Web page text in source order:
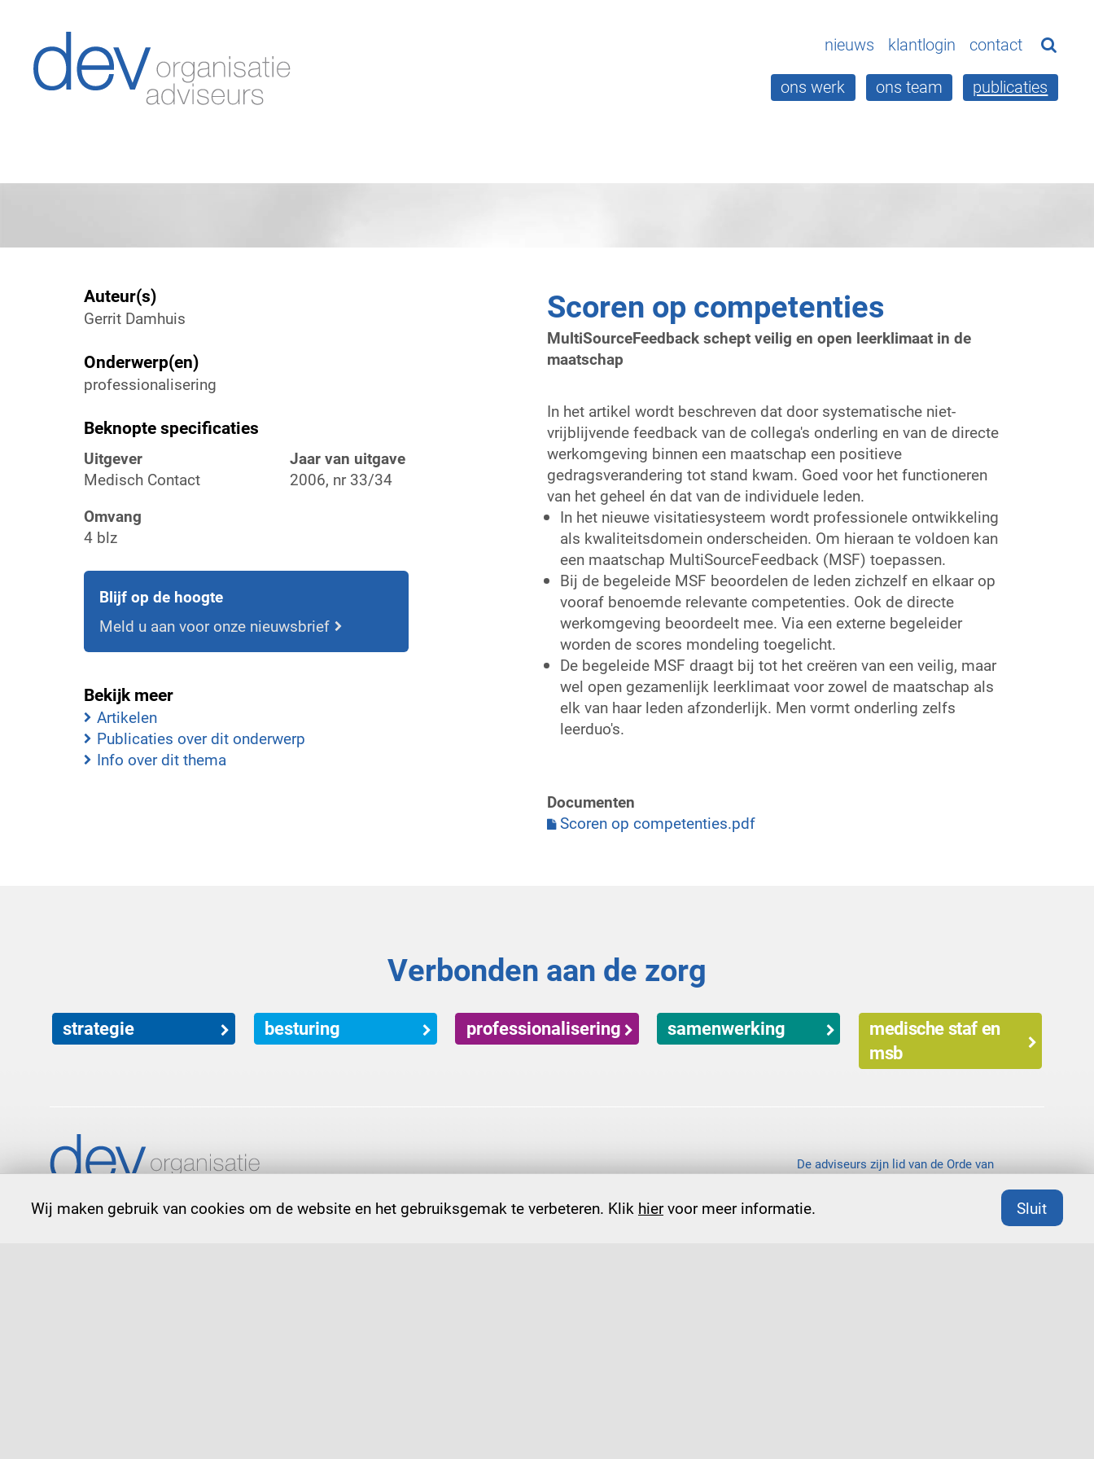
nieuws klantlogin
contact
ons werk
ons team publicaties
Scoren op competenties
MultiSourceFeedback schept veilig en open leerklimaat in de
maatschap
In het artikel wordt beschreven dat door systematische niet-
vrijblijvende feedback van de collega's onderling en van de directe
werkomgeving binnen een maatschap een positieve
gedragsverandering tot stand kwam. Goed voor het functioneren
van het geheel én dat van de individuele leden.
In het nieuwe visitatiesysteem wordt professionele ontwikkeling
als kwaliteitsdomein onderscheiden. Om hieraan te voldoen kan
een maatschap MultiSourceFeedback (MSF) toepassen.
Bij de begeleide MSF beoordelen de leden zichzelf en elkaar op
vooraf benoemde relevante competenties. Ook de directe
werkomgeving beoordeelt mee. Via een externe begeleider
worden de scores mondeling toegelicht.
De begeleide MSF draagt bij tot het creëren van een veilig, maar
wel open gezamenlijk leerklimaat voor zowel de maatschap als
elk van haar leden afzonderlijk. Men vormt onderling zelfs
leerduo's.
Documenten
Scoren op competenties.pdf
Auteur(s)
Gerrit Damhuis
Onderwerp(en)
professionalisering
Beknopte specificaties
Uitgever
Medisch Contact
Jaar van uitgave
2006, nr 33/34
Omvang
4 blz
Blijf op de hoogte
Meld u aan voor onze nieuwsbrief
Bekijk meer
Artikelen
Publicaties over dit onderwerp
Info over dit thema
Verbonden aan de zorg
strategie besturing professionalisering samenwerking
medische staf en
msb
De adviseurs zijn lid van de Orde van
Wij maken gebruik van cookies om de website en het gebruiksgemak te verbeteren. Klik hiervoor meer informatie. Sluit
Home
Ons werk
Publicaties